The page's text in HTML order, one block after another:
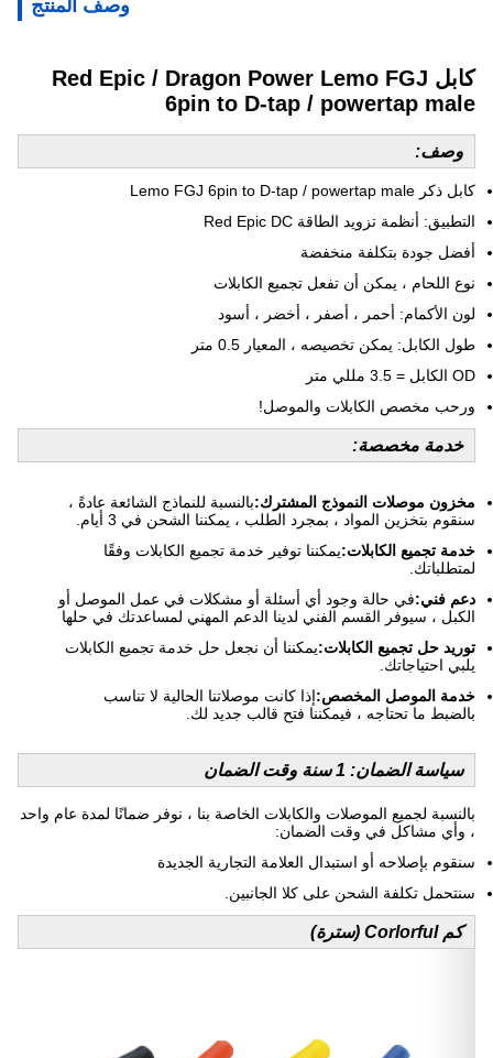
وصف المنتج
كابل Red Epic / Dragon Power Lemo FGJ
6pin to D-tap / powertap male
وصف:
كابل ذكر Lemo FGJ 6pin to D-tap / powertap male
التطبيق: أنظمة تزويد الطاقة Red Epic DC
أفضل جودة بتكلفة منخفضة
نوع اللحام ، يمكن أن تفعل تجميع الكابلات
لون الأكمام: أحمر ، أصفر ، أخضر ، أسود
طول الكابل: يمكن تخصيصه ، المعيار 0.5 متر
OD الكابل = 3.5 مللي متر
ورحب مخصص الكابلات والموصل!
خدمة مخصصة:
مخزون موصلات النموذج المشترك:بالنسبة للنماذج الشائعة عادةً ،
سنقوم بتخزين المواد ، بمجرد الطلب ، يمكننا الشحن في 3 أيام.
خدمة تجميع الكابلات:يمكننا توفير خدمة تجميع الكابلات وفقًا
لمتطلباتك.
دعم فني:في حالة وجود أي أسئلة أو مشكلات في عمل الموصل أو
الكبل ، سيوفر القسم الفني لدينا الدعم المهني لمساعدتك في حلها
توريد حل تجميع الكابلات:يمكننا أن نجعل حل خدمة تجميع الكابلات
يلبي احتياجاتك.
خدمة الموصل المخصص:إذا كانت موصلاتنا الحالية لا تناسب
بالضبط ما تحتاجه ، فيمكننا فتح قالب جديد لك.
سياسة الضمان: 1 سنة وقت الضمان
بالنسبة لجميع الموصلات والكابلات الخاصة بنا ، نوفر ضمانًا لمدة عام واحد
، وأي مشاكل في وقت الضمان:
سنقوم بإصلاحه أو استبدال العلامة التجارية الجديدة
سنتحمل تكلفة الشحن على كلا الجانبين.
كم Corlorful (سترة)